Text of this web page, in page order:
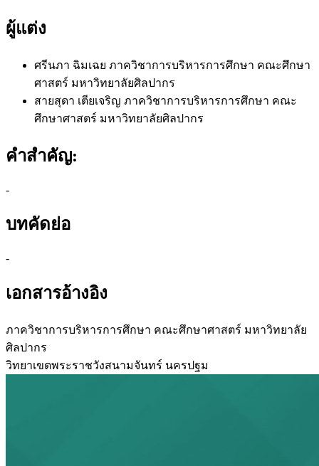
ผู้แต่ง
ศรีนภา ฉิมเฉย ภาควิชาการบริหารการศึกษา คณะศึกษา
ศาสตร์ มหาวิทยาลัยศิลปากร
สายสุดา เตียเจริญ ภาควิชาการบริหารการศึกษา คณะ
ศึกษาศาสตร์ มหาวิทยาลัยศิลปากร
คำสำคัญ:
-
บทคัดย่อ
-
เอกสารอ้างอิง
ภาควิชาการบริหารการศึกษา คณะศึกษาศาสตร์ มหาวิทยาลัย
ศิลปากร
วิทยาเขตพระราชวังสนามจันทร์ นครปฐม